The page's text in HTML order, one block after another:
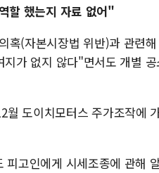
할 했는지 자료 없어"
혹(자본시장법 위반)과 관련
가 없지 않다"면서도 개별
도이치모터스 주가조작에
고인에게 시세조종에 관해